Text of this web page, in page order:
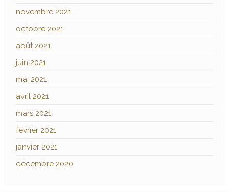
novembre 2021
octobre 2021
août 2021
juin 2021
mai 2021
avril 2021
mars 2021
février 2021
janvier 2021
décembre 2020